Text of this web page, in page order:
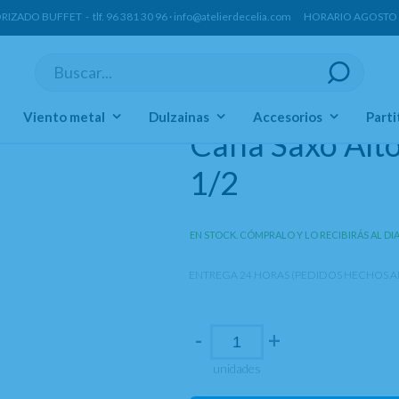
BUFFET - tlf. 96 381 30 96 · info@atelierdecelia.com HORARIO AGOSTO
Viento metal Dulzainas Accesorios
Caña Saxo
1/2
EN STOCK. CÓMPRALO Y LO RECIBIRÁS AL
ENTREGA 24 HORAS (PEDIDOS HECHOS
-
unidades
+